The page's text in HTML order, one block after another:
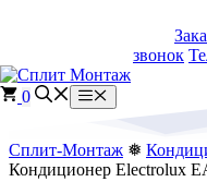
звонок
0 Меню
Сплит-Монтаж ❅
Кондиционер Electrolux